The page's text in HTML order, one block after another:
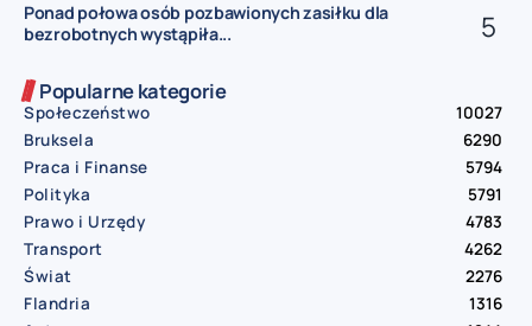
Ponad połowa osób pozbawionych zasiłku dla
bezrobotnych wystąpiła...
Popularne kategorie
Społeczeństwo
10027
Bruksela
6290
Praca i Finanse
5794
Polityka
5791
Prawo i Urzędy
4783
Transport
4262
Świat
2276
Flandria
1316